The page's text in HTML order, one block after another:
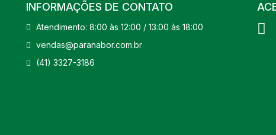
INFORMAÇÕES DE CONTATO
Atendimento: 8:00 às 12:00 / 13:00 às 18:00
vendas@paranabor.com.br
(41) 3327-3186